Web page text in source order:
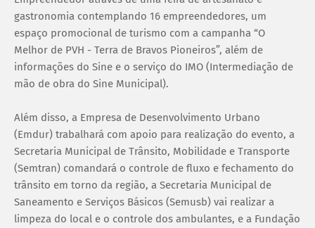
gastronomia contemplando 16 empreendedores, um
espaço promocional de turismo com a campanha “O
Melhor de PVH - Terra de Bravos Pioneiros”, além de
informações do Sine e o serviço do IMO (Intermediação de
mão de obra do Sine Municipal).
Além disso, a Empresa de Desenvolvimento Urbano
(Emdur) trabalhará com apoio para realização do evento, a
Secretaria Municipal de Trânsito, Mobilidade e Transporte
(Semtran) comandará o controle de fluxo e fechamento do
trânsito em torno da região, a Secretaria Municipal de
Saneamento e Serviços Básicos (Semusb) vai realizar a
limpeza do local e o controle dos ambulantes, e a Fundação